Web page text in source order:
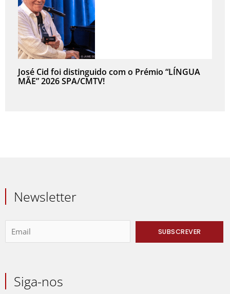
José Cid foi distinguido com o Prémio “LÍNGUA
MÃE” 2026 SPA/CMTV!
Newsletter
Siga-nos